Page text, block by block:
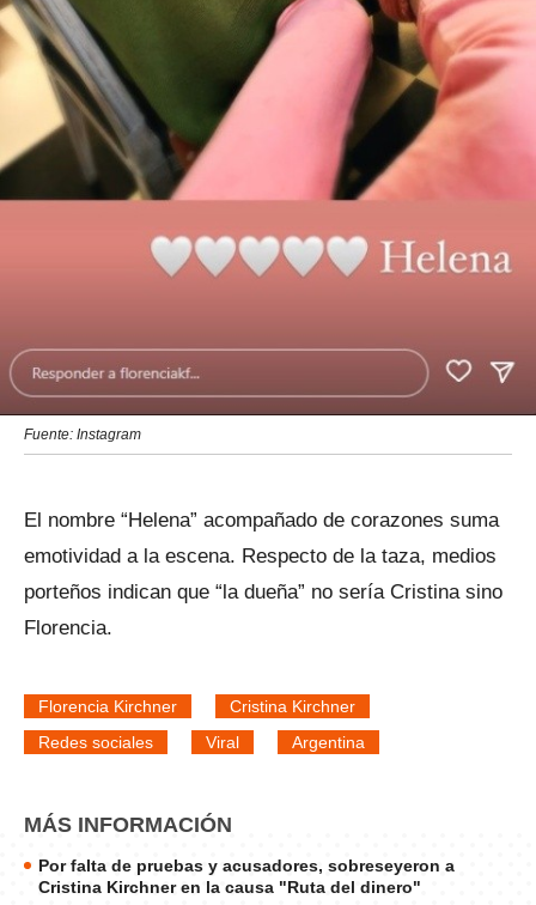
Fuente: Instagram
El nombre “Helena” acompañado de corazones suma
emotividad a la escena. Respecto de la taza, medios
porteños indican que “la dueña” no sería Cristina sino
Florencia.
Florencia Kirchner
Cristina Kirchner
Redes sociales
Viral Argentina
MÁS INFORMACIÓN
Por falta de pruebas y acusadores, sobreseyeron a
Cristina Kirchner en la causa "Ruta del dinero"